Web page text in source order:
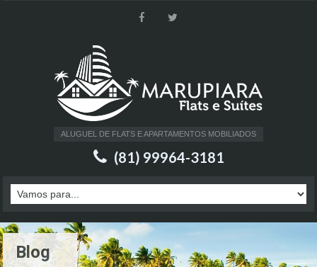
ALUGUEL DE FLATS E APARTAMENTOS MOBILIADOS
(81) 99964-3181
Blog